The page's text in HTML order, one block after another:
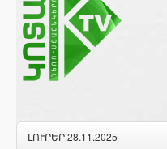
ԼՈՒՐԵՐ 28.11.2025